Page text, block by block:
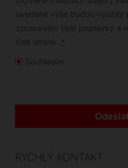
uvedené výše budou využity
zpracování Vaší poptávky a
třetí straně. *
Souhlasím
Odeslat
RYCHLÝ KONTAKT